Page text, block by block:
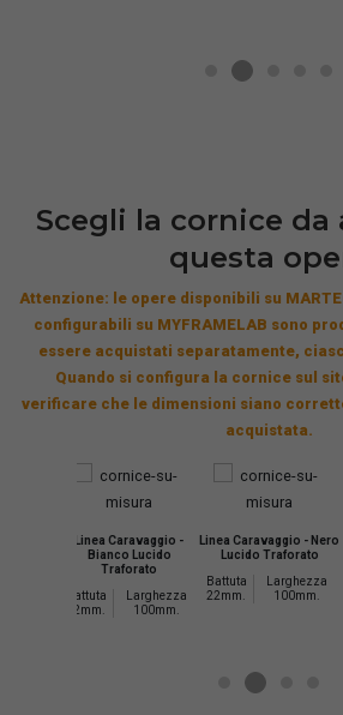
Scegli la cornice da
questa
Attenzione: le opere disponibili su
configurabili su MYFRAMELAB sono
essere acquistati separatamente,
Quando si configura la cornice sul
verificare che le dimensioni siano
acquistata.